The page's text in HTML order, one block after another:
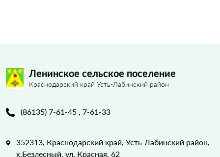
Ленинское сельское поселение
Краснодарский край Усть-Лабинский район
(86135) 7-61-45 , 7-61-33
352313, Краснодарский край, Усть-Лабинский район,
х.Безлесный, ул. Красная, 62